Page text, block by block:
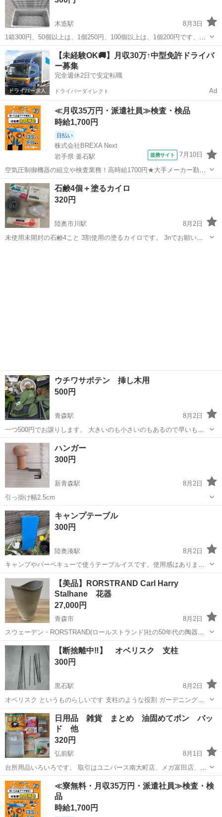
木造駅
8月3日
1箱300円、50個以上は、1個250円、100個以上は、1個200円です、中
古品で名前が入っていて経年劣化があります。委託販売になります。
青森 つがる市 木造駅 家庭用品
【未経験OK🚚】月収30万↑中型免許ドライバ
ー募集
完全週休2日で安定転職
ドライバーダイレクト Ad
≪月収35万円・派遣社員≫検査・検品
時給1,700円
日払い
株式会社BREXA Next
岩手県 釜石駅
提携サイト 7月10日
空気圧制御機器の組立や検査業務！高時給1700円★大手メーカー勤
務！嬉しい寮費無料！ワンルーム寮完備★マイカー通勤OK＆工場敷地
内に無料駐車場あり★！《岩手県釜石市》 人気の工場のお仕事 ◇空気
圧制御機器（シリンダ、バルブ...
岩手 釜石市 釜石駅 その他
石鹸4個＋塗るカイロ
320円
陸奥市川駅
8月2日
未使用未開封の石鹸4こと 3割使用の塗るカイロです。 3nでお願いし
ウチワサボテン 挿し木用
500円
青森駅
8月2日
一つ500円でお譲りします。 大きいのも小さいのもあるので早いもの
勝ちです。 写真意外にもあります。 自宅まで取りに来てくれる方。
青森 青森市 青森駅
ハンガー
300円
新青森駅
8月2日
引っ掛け幅2.5cm
青森 青森市 新青森駅 家庭用品
キャンプテーブル
300円
陸奥湊駅
8月2日
キャンプやバーベキューで使うテーブルイスです。使用感はあります
がよろしい方どうぞ。
青森 八戸市 陸奥湊駅
【美品】RORSTRAND Carl Harry
Stalhane 花器
27,000円
青森市
8月2日
スウェーデン・RORSTRAND(ロールストランド)社の50年代の陶器の
花器、フラワーベースです。 デザインはCarl Harry Stalhaneカール・
ハリー・ストルハーネ(スタルハン)です。 夜に降る柔らか...
青森 青森市 家庭用品
【断捨離中‼️】 オベリスク 支柱
300円
黒石駅
8月2日
オベリスク というものらしいです 支柱のような役割 ガーデニングに
いかがでしょうか🤩
青森 黒石市 黒石駅 家庭用品 オベリスク
日用品 雑貨 まとめ 油固めてポン バッ
ド 他
320円
弘前駅
8月1日
台所用品いろいろです。 取引はユニバース南大町店、メガ富田店、ド
ン・キホーテ弘前店でお願い致します。
青森 弘前市 弘前駅 家庭用品
≪寮無料・月収35万円・派遣社員≫検査・検
品
時給1,700円